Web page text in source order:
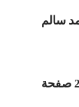
سالم